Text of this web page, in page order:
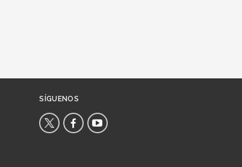
SÍGUENOS